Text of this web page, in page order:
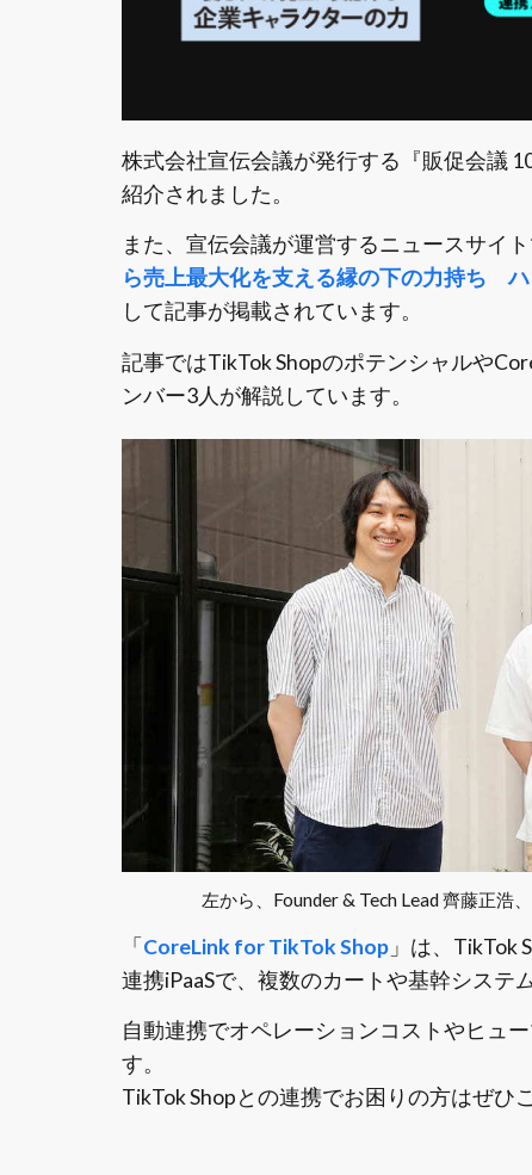
株式会社宣伝会議が発行する『販促会議
紹介されました。
また、宣伝会議が運営するニュースサイ
ら売上最大化を支える縁の下の力持ち ハ
して記事が掲載されています。
記事ではTikTok Shopのポテンシャルや
ンバー3人が解説しています。
左から、Founder & Tech Lead 齊藤正浩
「 CoreLink for TikTok Shop 」は、TikTok
連携iPaaSで、複数のカートや基幹システ
自動連携でオペレーションコストやヒュ
す。
TikTok Shopとの連携でお困りの方はぜひ